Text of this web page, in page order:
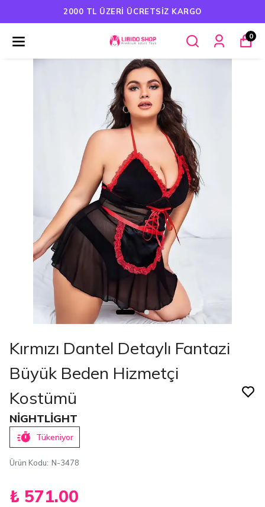
2000 TL ÜZERI ÜCRETSIZ KARGO
0
Kırmızı Dantel Detaylı Fantazi
Büyük Beden Hizmetçi
Kostümü
NİGHTLİGHT
Tükeniyor
Ürün Kodu: N-3478
₺ 571.00